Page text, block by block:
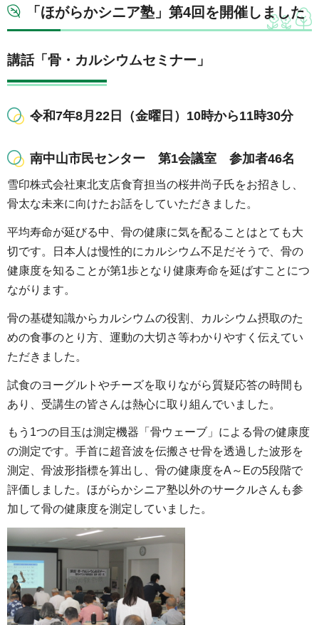
「ほがらかシニア塾」第4回を開催しました
講話「骨・カルシウムセミナー」
令和7年8月22日（金曜日）10時から11時30分
南中山市民センター 第1会議室 参加者46名
雪印株式会社東北支店食育担当の桜井尚子氏をお招きし、
骨太な未来に向けたお話をしていただきました。
平均寿命が延びる中、骨の健康に気を配ることはとても大
切です。日本人は慢性的にカルシウム不足だそうで、骨の
健康度を知ることが第1歩となり健康寿命を延ばすことにつ
ながります。
骨の基礎知識からカルシウムの役割、カルシウム摂取のた
めの食事のとり方、運動の大切さ等わかりやすく伝えてい
ただきました。
試食のヨーグルトやチーズを取りながら質疑応答の時間も
あり、受講生の皆さんは熱心に取り組んでいました。
もう1つの目玉は測定機器「骨ウェーブ」による骨の健康度
の測定です。手首に超音波を伝搬させ骨を透過した波形を
測定、骨波形指標を算出し、骨の健康度をA～Eの5段階で
評価しました。ほがらかシニア塾以外のサークルさんも参
加して骨の健康度を測定していました。